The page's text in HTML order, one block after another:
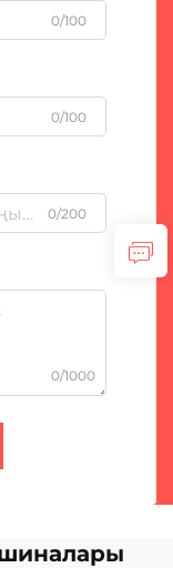
0/100
0/100
0/200
0/1000